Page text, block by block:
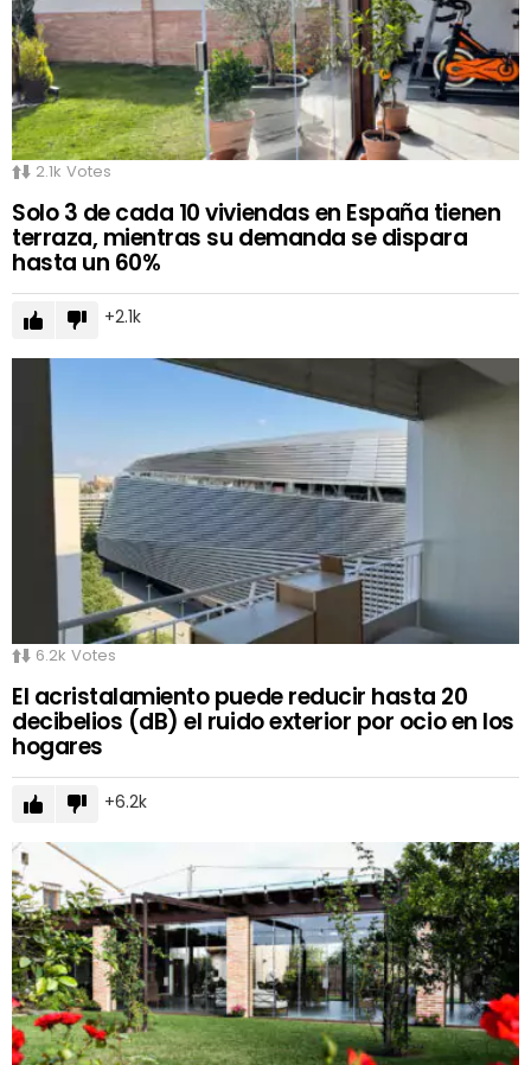
2.1k Votes
Solo 3 de cada 10 viviendas en España tienen
terraza, mientras su demanda se dispara
hasta un 60%
2.1k
6.2k Votes
El acristalamiento puede reducir hasta 20
decibelios (dB) el ruido exterior por ocio en los
hogares
6.2k